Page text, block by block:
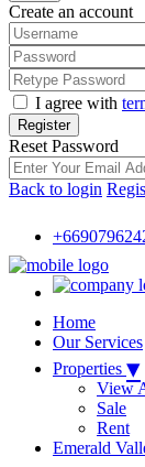
Create an account
I agree with
Register
Reset Password
Back to login
Home
Our Services
Properties ▾
View
Sale
Rent
Emerald